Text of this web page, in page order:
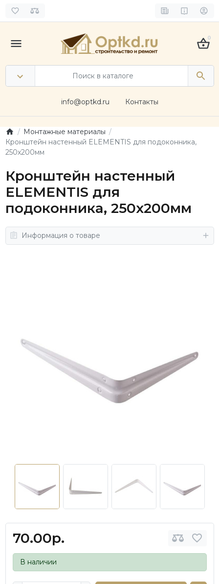
0
info@optkd.ru Контакты
Монтажные материалы
Кронштейн настенный ELEMENTIS для подоконника,
250х200мм
Кронштейн настенный
ELEMENTIS для
подоконника, 250х200мм
Информация о товаре
70.00р.
В наличии